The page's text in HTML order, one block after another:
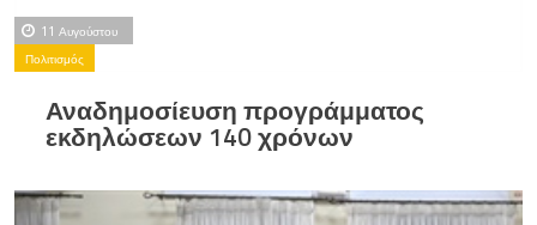
11 Αυγούστου
Πολιτισμός
Αναδημοσίευση προγράμματος
εκδηλώσεων 140 χρόνων